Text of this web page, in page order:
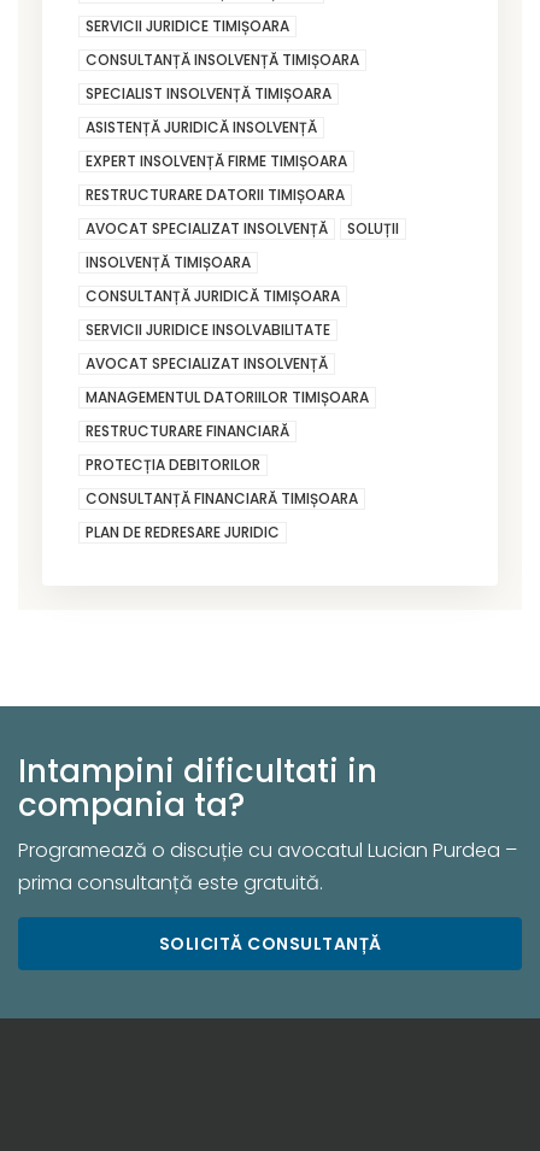
SERVICII JURIDICE TIMIȘOARA
CONSULTANȚĂ INSOLVENȚĂ TIMIȘOARA
SPECIALIST INSOLVENȚĂ TIMIȘOARA
ASISTENȚĂ JURIDICĂ INSOLVENȚĂ
EXPERT INSOLVENȚĂ FIRME TIMIȘOARA
RESTRUCTURARE DATORII TIMIȘOARA
AVOCAT SPECIALIZAT INSOLVENȚĂ
SOLUȚII
INSOLVENȚĂ TIMIȘOARA
CONSULTANȚĂ JURIDICĂ TIMIȘOARA
SERVICII JURIDICE INSOLVABILITATE
AVOCAT SPECIALIZAT INSOLVENȚĂ
MANAGEMENTUL DATORIILOR TIMIȘOARA
RESTRUCTURARE FINANCIARĂ
PROTECȚIA DEBITORILOR
CONSULTANȚĂ FINANCIARĂ TIMIȘOARA
PLAN DE REDRESARE JURIDIC
Intampini dificultati in
compania ta?
Programează o discuție cu avocatul Lucian Purdea –
prima consultanță este gratuită.
SOLICITĂ CONSULTANȚĂ